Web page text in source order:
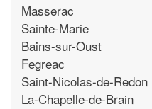
Masserac
Sainte-Marie
Bains-sur-Oust
Fegreac
Saint-Nicolas-de-Redon
La-Chapelle-de-Brain